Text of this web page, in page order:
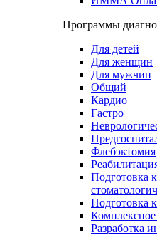
Программы
Для детей
Для женщин
Для мужчин
Общий
Кардио
Гастро
Флебэктомия
Подготовка
Подготовка
Комплексное
Разработка